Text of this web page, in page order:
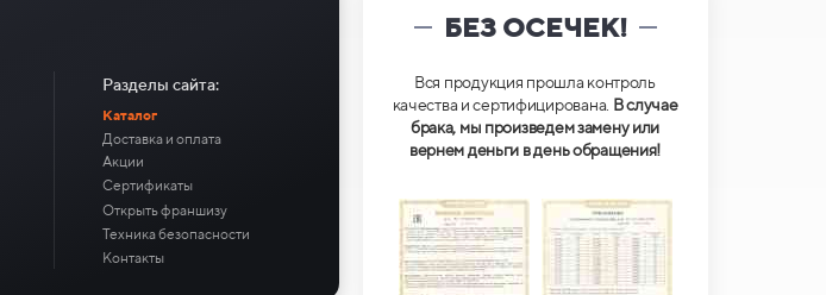
БЕЗ ОСЕЧЕК!
Вся продукция прошла контроль
качества и сертифицирована. В случае
брака, мы произведем замену или
вернем деньги в день обращения!
Разделы сайта:
Каталог
Техника безопасности
Доставка и оплата
Акции
Сертификаты
Открыть франшизу
Контакты